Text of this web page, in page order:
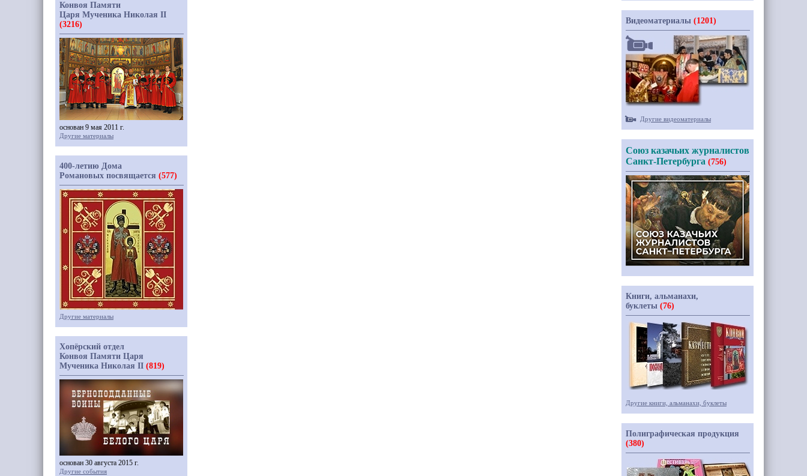
Конвоя Памяти
Царя Мученика Николая II
(3216)
основан 9 мая 2011 г.
Другие материалы
400-летию Дома
Романовых посвящается (577)
Другие материалы
Хопёрский отдел
Конвоя Памяти Царя
Мученика Николая II (819)
основан 30 августа 2015 г.
Другие события
Видеоматериалы (1201)
Другие видеоматериалы
Союз казачьих журналистов
Санкт-Петербурга (756)
Книги, альманахи,
буклеты (76)
Другие книги, альманахи, буклеты
Полиграфическая продукция
(380)